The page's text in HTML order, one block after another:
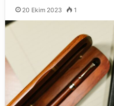
20 Ekim 2023 1